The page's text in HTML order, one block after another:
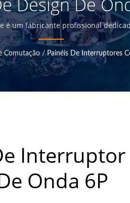
De
| YIS Marine
é um fabricante profissional
na sede de Taiwan,
a preços competitivos.
Comutação / Painéis De Interruptores
Interruptor
Onda 6P